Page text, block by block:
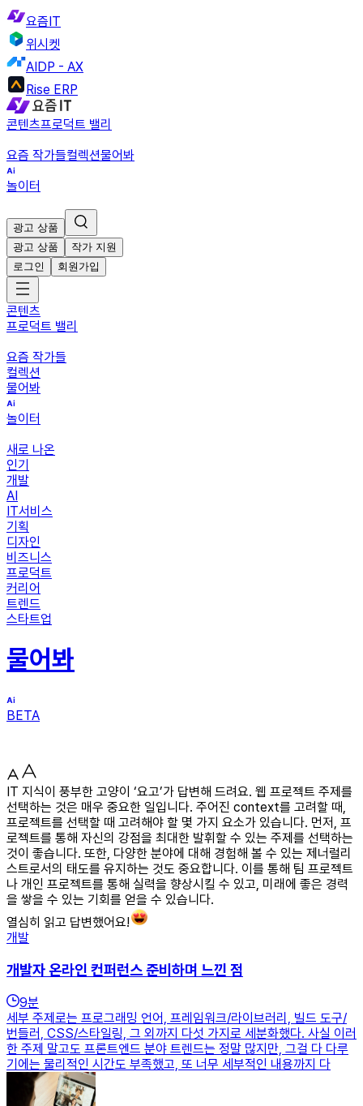
요즘IT
위시켓
AIDP - AX
Rise ERP
콘텐츠프로덕트 밸리
요즘 작가들컬렉션물어봐
놀이터
광고 상품
광고 상품
작가 지원
로그인
회원가입
콘텐츠
프로덕트 밸리
요즘 작가들
컬렉션
물어봐
놀이터
새로 나온
인기
개발
AI
IT서비스
기획
디자인
비즈니스
프로덕트
커리어
트렌드
스타트업
물어봐
BETA
IT 지식이 풍부한 고양이 ‘요고’가 답변해 드려요. 웹 프로젝트 주제를
선택하는 것은 매우 중요한 일입니다. 주어진 context를 고려할 때,
프로젝트를 선택할 때 고려해야 할 몇 가지 요소가 있습니다. 먼저, 프
로젝트를 통해 자신의 강점을 최대한 발휘할 수 있는 주제를 선택하는
것이 좋습니다. 또한, 다양한 분야에 대해 경험해 볼 수 있는 제너럴리
스트로서의 태도를 유지하는 것도 중요합니다. 이를 통해 팀 프로젝트
나 개인 프로젝트를 통해 실력을 향상시킬 수 있고, 미래에 좋은 경력
을 쌓을 수 있는 기회를 얻을 수 있습니다.
열심히 읽고 답변했어요!
개발
개발자 온라인 컨퍼런스 준비하며 느낀 점
9분
세부 주제로는 프로그래밍 언어, 프레임워크/라이브러리, 빌드 도구/
번들러, CSS/스타일링, 그 외까지 다섯 가지로 세분화했다. 사실 이러
한 주제 말고도 프론트엔드 분야 트렌드는 정말 많지만, 그걸 다 다루
기에는 물리적인 시간도 부족했고, 또 너무 세부적인 내용까지 다